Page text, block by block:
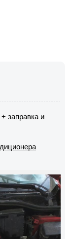
заправка и